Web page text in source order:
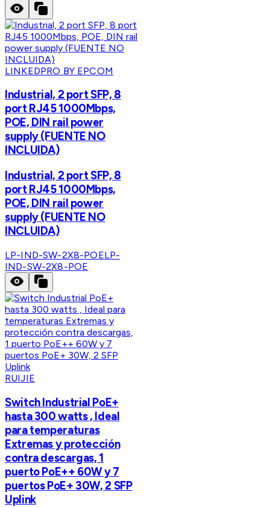
LINKEDPRO BY EPCOM
Industrial, 2 port SFP, 8
port RJ45 1000Mbps,
POE, DIN rail power
supply (FUENTE NO
INCLUIDA)
Industrial, 2 port SFP, 8
port RJ45 1000Mbps,
POE, DIN rail power
supply (FUENTE NO
INCLUIDA)
LP-IND-SW-2X8-POELP-
IND-SW-2X8-POE
RUIJIE
Switch Industrial PoE+
hasta 300 watts , Ideal
para temperaturas
Extremas y protección
contra descargas, 1
puerto PoE++ 60W y 7
puertos PoE+ 30W, 2 SFP
Uplink